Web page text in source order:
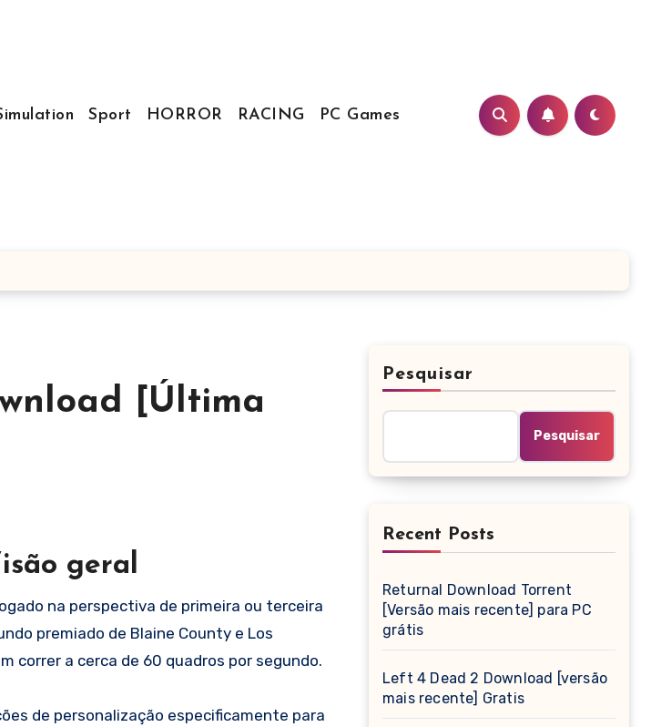
Sport HORROR RACING PC Games
[Última
geral
na perspectiva de primeira ou terceira
premiado de Blaine County e Los
correr a cerca de 60 quadros por segundo.
de personalização especificamente para
Pesquisar
Pesquisar
Recent Posts
Returnal Download Torrent
[Versão mais recente] para PC
grátis
Left 4 Dead 2 Download [versão
mais recente] Gratis